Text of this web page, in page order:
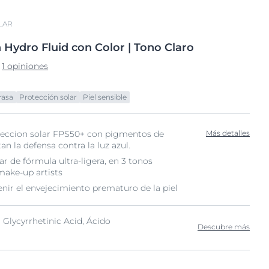
Hydro Fluid con Color | Tono Claro
1 opiniones
Protección solar Piel sensible
solar FPS50+ con pigmentos de
la defensa contra la luz azul.
de fórmula ultra-ligera, en 3 tonos
up artists
el envejecimiento prematuro de la piel
Más detalles
Glycyrrhetinic Acid, Ácido
Descubre más